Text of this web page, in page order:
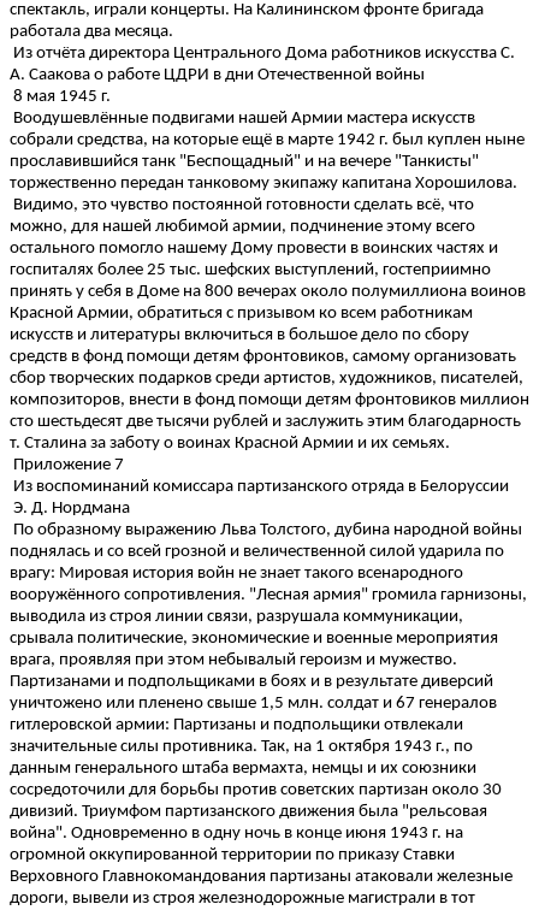
спектакль, играли концерты. На Калининском фронте бригада
работала два месяца.
Из отчёта директора Центрального Дома работников искусства С.
А. Саакова о работе ЦДРИ в дни Отечественной войны
8 мая 1945 г.
Воодушевлённые подвигами нашей Армии мастера искусств
собрали средства, на которые ещё в марте 1942 г. был куплен ныне
прославившийся танк "Беспощадный" и на вечере "Танкисты"
торжественно передан танковому экипажу капитана Хорошилова.
Видимо, это чувство постоянной готовности сделать всё, что
можно, для нашей любимой армии, подчинение этому всего
остального помогло нашему Дому провести в воинских частях и
госпиталях более 25 тыс. шефских выступлений, гостеприимно
принять у себя в Доме на 800 вечерах около полумиллиона воинов
Красной Армии, обратиться с призывом ко всем работникам
искусств и литературы включиться в большое дело по сбору
средств в фонд помощи детям фронтовиков, самому организовать
сбор творческих подарков среди артистов, художников, писателей,
композиторов, внести в фонд помощи детям фронтовиков миллион
сто шестьдесят две тысячи рублей и заслужить этим благодарность
т. Сталина за заботу о воинах Красной Армии и их семьях.
Приложение 7
Из воспоминаний комиссара партизанского отряда в Белоруссии
Э. Д. Нордмана
По образному выражению Льва Толстого, дубина народной войны
поднялась и со всей грозной и величественной силой ударила по
врагу: Мировая история войн не знает такого всенародного
вооружённого сопротивления. "Лесная армия" громила гарнизоны,
выводила из строя линии связи, разрушала коммуникации,
срывала политические, экономические и военные мероприятия
врага, проявляя при этом небывалый героизм и мужество.
Партизанами и подпольщиками в боях и в результате диверсий
уничтожено или пленено свыше 1,5 млн. солдат и 67 генералов
гитлеровской армии: Партизаны и подпольщики отвлекали
значительные силы противника. Так, на 1 октября 1943 г., по
данным генерального штаба вермахта, немцы и их союзники
сосредоточили для борьбы против советских партизан около 30
дивизий. Триумфом партизанского движения была "рельсовая
война". Одновременно в одну ночь в конце июня 1943 г. на
огромной оккупированной территории по приказу Ставки
Верховного Главнокомандования партизаны атаковали железные
дороги, вывели из строя железнодорожные магистрали в тот